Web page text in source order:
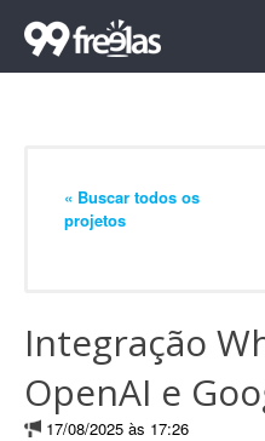
« Buscar todos os
projetos
Integração
OpenAI e
17/08/2025 às 17:26